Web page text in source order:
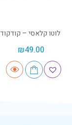
לוטו קלאסי – קודקוד
₪49.00